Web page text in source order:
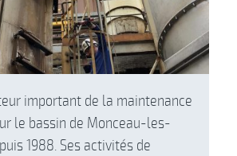
important de la maintenance
le bassin de Monceau-les-
1988. Ses activités de